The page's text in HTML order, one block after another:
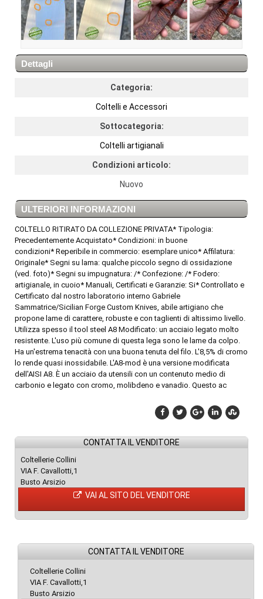
Dettagli
Categoria:
Coltelli e Accessori
Sottocategoria:
Coltelli artigianali
Condizioni articolo:
Nuovo
ULTERIORI INFORMAZIONI
COLTELLO RITIRATO DA COLLEZIONE PRIVATA* Tipologia:
Precedentemente Acquistato* Condizioni: in buone
condizioni* Reperibile in commercio: esemplare unico* Affilatura:
Originale* Segni su lama: qualche piccolo segno di ossidazione
(ved. foto)* Segni su impugnatura: /* Confezione: /* Fodero:
artigianale, in cuoio* Manuali, Certificati e Garanzie: Si* Controllato e
Certificato dal nostro laboratorio interno Gabriele
Sammatrice/Sicilian Forge Custom Knives, abile artigiano che
propone lame di carattere, robuste e con taglienti di altissimo livello.
Utilizza spesso il tool steel A8 Modificato: un acciaio legato molto
resistente. L'uso più comune di questa lega sono le lame da colpo.
Ha un'estrema tenacità con una buona tenuta del filo. L'8,5% di cromo
lo rende quasi inossidabile. L'A8-mod è una versione modificata
dell'AISI A8. È un acciaio da utensili con un contenuto medio di
carbonio e legato con cromo, molibdeno e vanadio. Questo ac
CONTATTA IL VENDITORE
Coltellerie Collini
VIA F. Cavallotti,1
Busto Arsizio
VAI AL SITO DEL VENDITORE
CONTATTA IL VENDITORE
Coltellerie Collini
VIA F. Cavallotti,1
Busto Arsizio